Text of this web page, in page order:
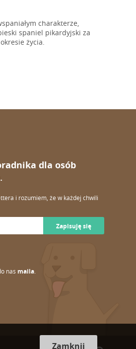
charakterze,
spaniel pikardyjski za
życia.
dla osób
i rozumiem, że w każdej chwili
Zapisuję się
nas maila.
Zamknij